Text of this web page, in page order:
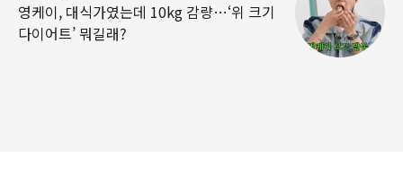
영케이, 대식가였는데 10kg 감량…‘위 크기
다이어트’ 뭐길래?